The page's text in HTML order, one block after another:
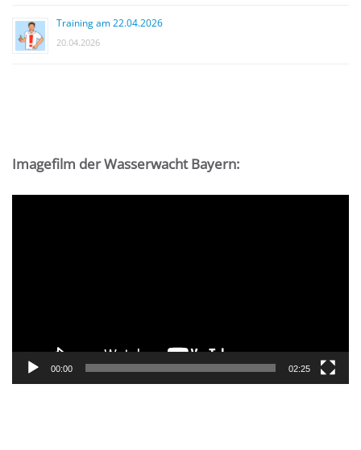
Training am 22.04.2026
20.04.2026
Imagefilm der Wasserwacht Bayern:
00:00 02:25